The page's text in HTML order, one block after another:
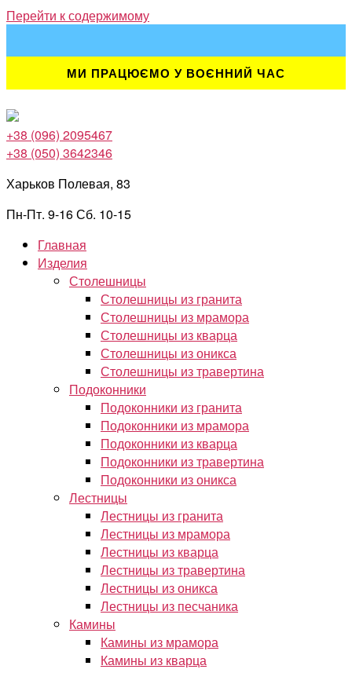
Перейти к содержимому
МИ ПРАЦЮЄМО У ВОЄННИЙ ЧАС
+38 (096) 2095467
+38 (050) 3642346
Харьков Полевая, 83
Пн-Пт. 9-16 Сб. 10-15
Главная
Изделия
Столешницы
Столешницы из гранита
Столешницы из мрамора
Столешницы из кварца
Столешницы из оникса
Столешницы из травертина
Подоконники
Подоконники из гранита
Подоконники из мрамора
Подоконники из кварца
Подоконники из травертина
Подоконники из оникса
Лестницы
Лестницы из гранита
Лестницы из мрамора
Лестницы из кварца
Лестницы из травертина
Лестницы из оникса
Лестницы из песчаника
Камины
Камины из мрамора
Камины из кварца